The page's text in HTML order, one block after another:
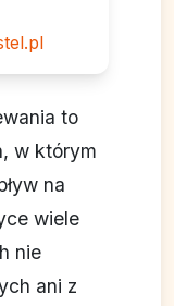
to
w którym
na
wiele
nie
ani z